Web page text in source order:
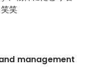
笑
management